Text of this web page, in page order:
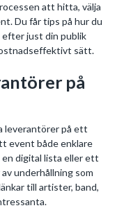
att hitta, välja
Du får tips på hur du
efter just din publik
sätt.
på
leverantörer på ett
event både enklare
en digital lista eller ett
underhållning som
till artister, band,